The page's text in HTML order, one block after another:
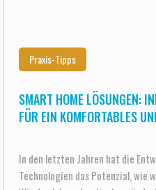
Praxis-Tipps
SMART HOME LÖSUNGEN:
FÜR EIN KOMFORTABLES
In den letzten Jahren hat die
Technologien das Potenzial, wie